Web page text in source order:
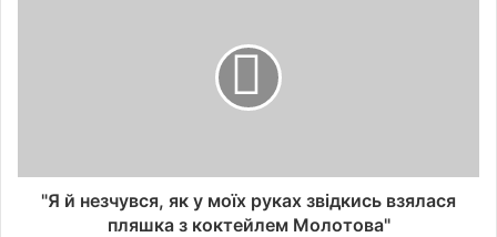
"Я й незчувся, як у моїх руках звідкись взялася
пляшка з коктейлем Молотова"